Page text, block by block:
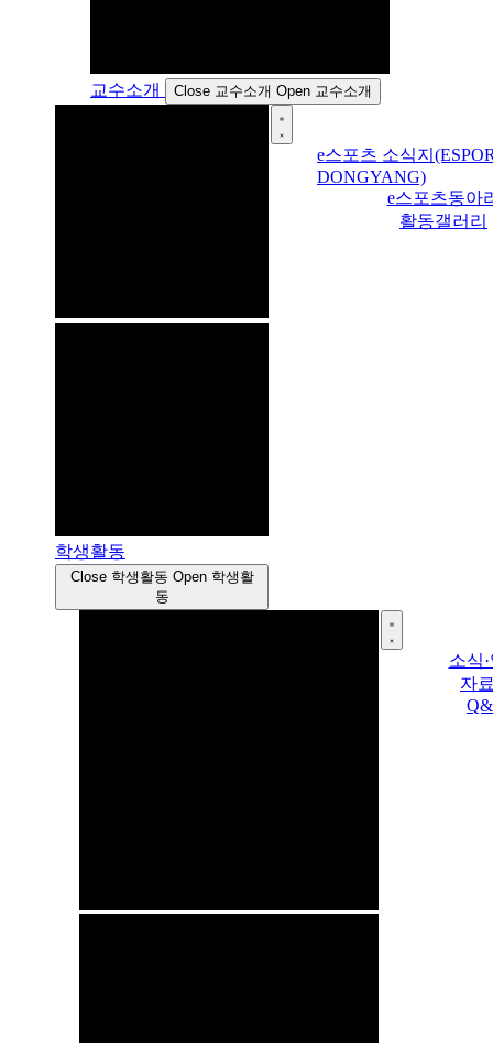
교수소개 Close 교수소개 Open 교수소개
학생활동
Close 학생활동 Open 학생활
동
e스포츠 소식지
DONGYANG)
e스포츠동아
활동갤러리
소식
자